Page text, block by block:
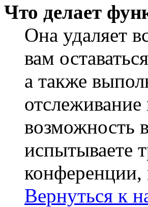
Что делает
Она удаляет
вам
а также
возможность
испытываете
конференции,
Вернуться к